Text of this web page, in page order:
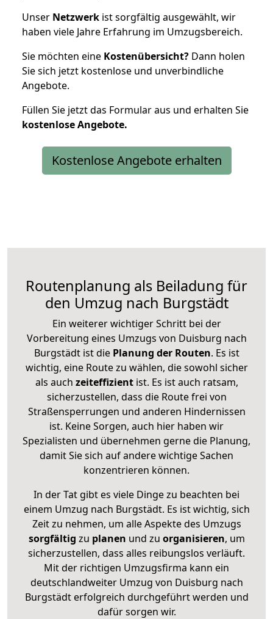
Unser Netzwerk ist sorgfältig ausgewählt, wir
haben viele Jahre Erfahrung im Umzugsbereich.
Sie möchten eine Kostenübersicht? Dann holen
Sie sich jetzt kostenlose und unverbindliche
Angebote.
Füllen Sie jetzt das Formular aus und erhalten Sie
kostenloseAngebote.
Kostenlose Angebote erhalten
Routenplanung als Beiladung für
den Umzug nach Burgstädt
Ein weiterer wichtiger Schritt bei der
Vorbereitung eines Umzugs von Duisburg nach
Burgstädt ist diePlanung der Routen. Es ist
wichtig, eine Route zu wählen, die sowohl sicher
als auch zeiteffizientist. Es ist auch ratsam,
sicherzustellen, dass die Route frei von
Straßensperrungen und anderen Hindernissen
ist. Keine Sorgen, auch hier haben wir
Spezialisten und übernehmen gerne die Planung,
damit Sie sich auf andere wichtige Sachen
konzentrieren können.
In der Tat gibt es viele Dinge zu beachten bei
einem Umzug nach Burgstädt. Es ist wichtig, sich
Zeit zu nehmen, um alle Aspekte des Umzugs
sorgfältig zu planen und zu organisieren, um
sicherzustellen, dass alles reibungslos verläuft.
Mit der richtigen Umzugsfirma kann ein
deutschlandweiter Umzug von Duisburg nach
Burgstädt erfolgreich durchgeführt werden und
dafür sorgen wir.